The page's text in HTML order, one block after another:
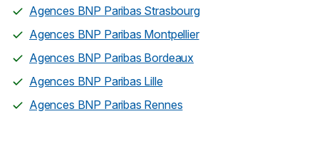
Agences BNP Paribas Strasbourg
Agences BNP Paribas Montpellier
Agences BNP Paribas Bordeaux
Agences BNP Paribas Lille
Agences BNP Paribas Rennes